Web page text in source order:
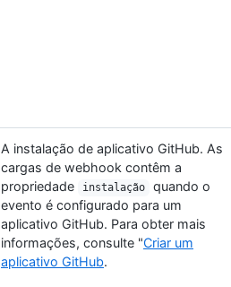
A instalação de aplicativo GitHub. As
cargas de webhook contêm a
propriedade
instalação
quando o
evento é configurado para um
aplicativo GitHub. Para obter mais
informações, consulte "Criar um
aplicativo GitHub.